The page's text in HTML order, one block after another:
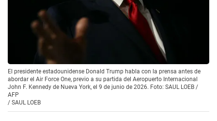
El presidente estadounidense Donald Trump habla con la prensa antes de
abordar el Air Force One, previo a su partida del Aeropuerto Internacional
John F. Kennedy de Nueva York, el 9 de junio de 2026. Foto: SAUL LOEB /
AFP
/ SAUL LOEB